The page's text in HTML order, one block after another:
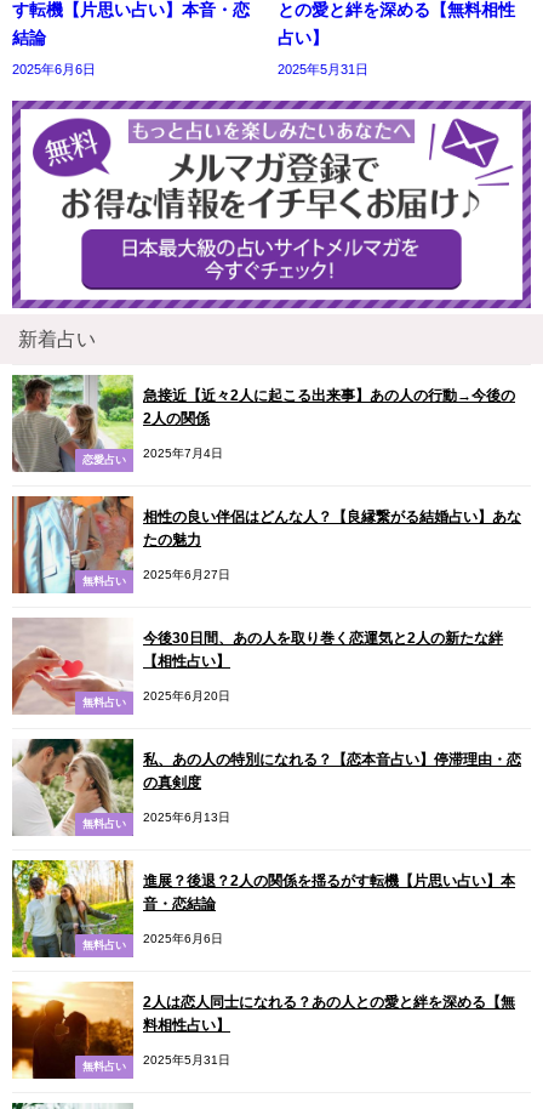
す転機【片思い占い】本音・恋
結論
2025年6月6日
との愛と絆を深める【無料相性
占い】
2025年5月31日
新着占い
恋愛占い
急接近【近々2人に起こる出来事】あの人の行動→今後の
2人の関係
2025年7月4日
無料占い
相性の良い伴侶はどんな人？【良縁繋がる結婚占い】あな
たの魅力
2025年6月27日
無料占い
今後30日間、あの人を取り巻く恋運気と2人の新たな絆
【相性占い】
2025年6月20日
無料占い
私、あの人の特別になれる？【恋本音占い】停滞理由・恋
の真剣度
2025年6月13日
無料占い
進展？後退？2人の関係を揺るがす転機【片思い占い】本
音・恋結論
2025年6月6日
無料占い
2人は恋人同士になれる？あの人との愛と絆を深める【無
料相性占い】
2025年5月31日